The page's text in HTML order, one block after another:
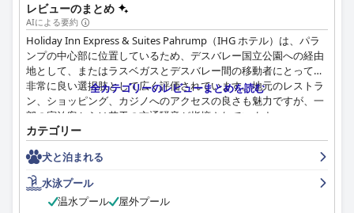
しています。ホテルは近代的なアップデートを行うことでさらに
良くなる可能性がありますが、ハイエンドの贅沢さを求めずに快
適さを求める旅行者にとって、信頼性が高く手頃な価格の選択肢
となっています。
レビューのまとめ
AIによる要約
Holiday Inn Express & Suites Pahrump（IHG ホテル）は、パラ
ンプの中心部に位置しているため、デスバレー国立公園への経由
地として、またはラスベガスとデスバレー間の移動者にとって、
非常に良い選択肢として広く評価されています。地元のレストラ
ン、ショッピング、カジノへのアクセスの良さも魅力ですが、一
部の宿泊客からは若干の交通騒音が指摘されています。
ホテルの朝食は、種類、品質、豊富さで頻繁に称賛されており、
特にパンケーキやシナモンロールが人気です。朝食スタッフが清
潔さを保ち、料理を迅速に補充する努力も、ポジティブな食事体
験に貢献しています。宿泊客は、本物の食器の使用と、用意され
た袋に入れて持ち帰ることができる点に特に感謝しています。
全カテゴリーのレビューまとめを読む
カテゴリー
犬と泊まれる
水泳プール
温水プール
屋外プール